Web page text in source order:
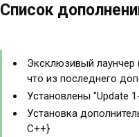
Список
Эксклюзивый лаунчер
что из последнего
Установлены "Update
Установка
C++}